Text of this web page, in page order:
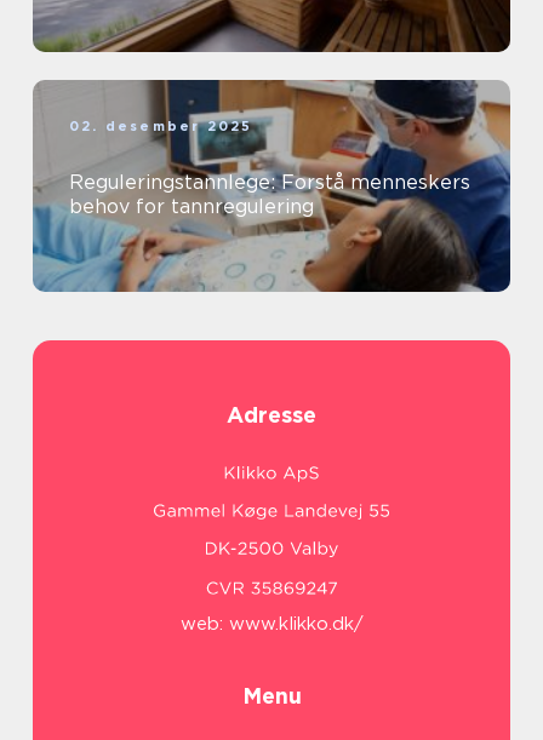
02. desember 2025
Reguleringstannlege: Forstå menneskers
behov for tannregulering
Adresse
web: www.klikko.dk/
Menu